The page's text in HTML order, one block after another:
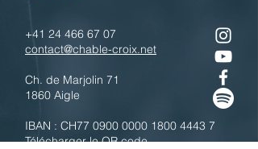
+41 24 466 67 07
contact@chable-croix.net
Ch. de Marjolin 71
1860 Aigle
IBAN : CH77 0900 0000 1800 4443 7
Télécharger le QR code